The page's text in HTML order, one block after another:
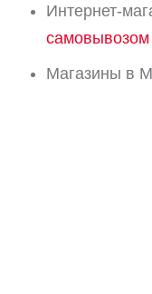
Интернет-
самовывозом
Магазины в